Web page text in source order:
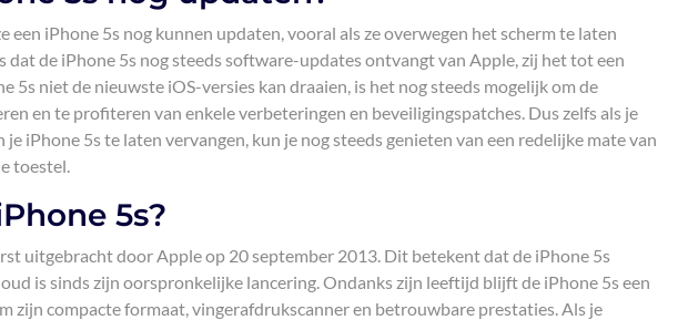
een iPhone 5s nog kunnen updaten, vooral als ze overwegen het scherm te laten
dat de iPhone 5s nog steeds software-updates ontvangt van Apple, zij het tot een
5s niet de nieuwste iOS-versies kan draaien, is het nog steeds mogelijk om de
en te profiteren van enkele verbeteringen en beveiligingspatches. Dus zelfs als je
iPhone 5s te laten vervangen, kun je nog steeds genieten van een redelijke mate van
toestel.
5s?
uitgebracht door Apple op 20 september 2013. Dit betekent dat de iPhone 5s
is sinds zijn oorspronkelijke lancering. Ondanks zijn leeftijd blijft de iPhone 5s een
zijn compacte formaat, vingerafdrukscanner en betrouwbare prestaties. Als je